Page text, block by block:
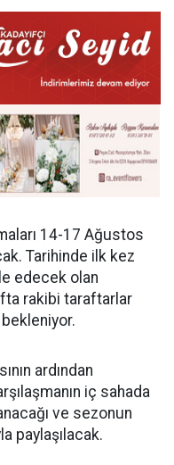
14-17 Ağustos
Tarihinde ilk kez
edecek olan
rakibi taraftarlar
ardından
iç sahada
ve sezonun
paylaşılacak.